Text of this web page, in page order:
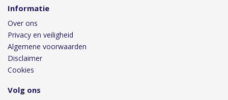
Informatie
Over ons
Privacy en veiligheid
Algemene voorwaarden
Disclaimer
Cookies
Volg ons